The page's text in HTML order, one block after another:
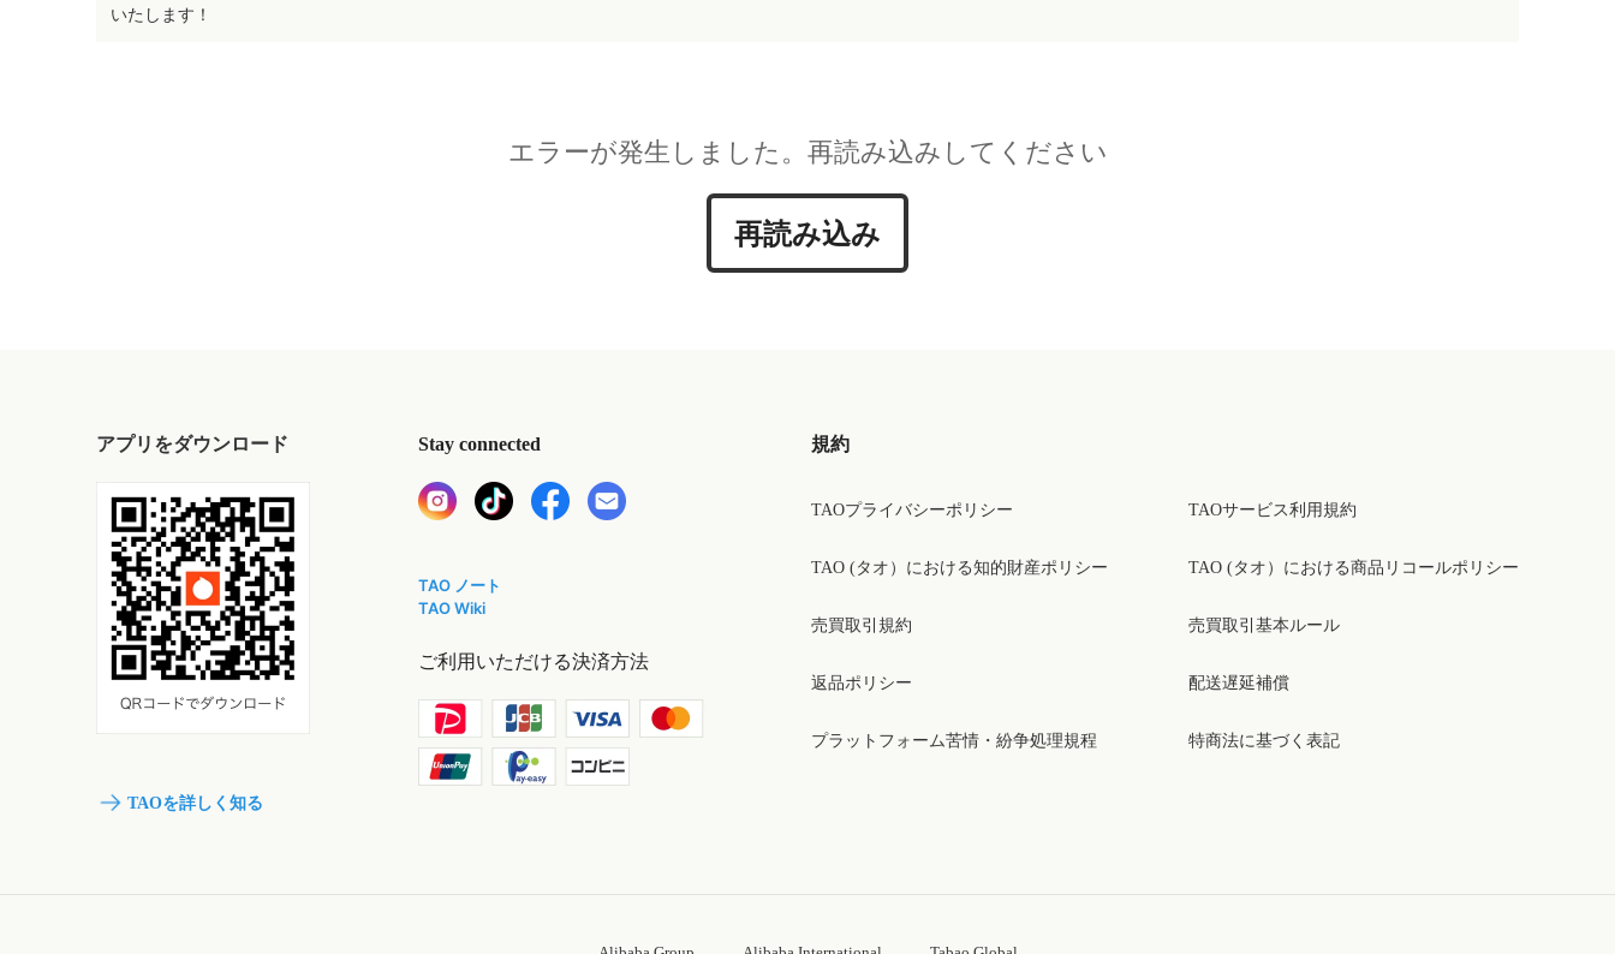
いたします！
エラーが発生しました。再読み込みしてください
再読み込み
アプリをダウンロード
TAOを詳しく知る
Stay connected
TAO ノート
TAO Wiki
ご利用いただける決済方法
規約
TAOプライバシーポリシー
TAO (タオ）における知的財産ポリシー
売買取引規約
返品ポリシー
プラットフォーム苦情・紛争処理規程
TAOサービス利用規約
TAO (タオ）における商品リコールポリシー
売買取引基本ルール
配送遅延補償
特商法に基づく表記